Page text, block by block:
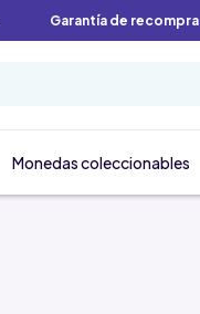
Garantía de recompra
Monedas coleccionables